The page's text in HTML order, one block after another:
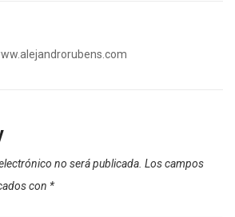
no será publicada. Los campos
con *